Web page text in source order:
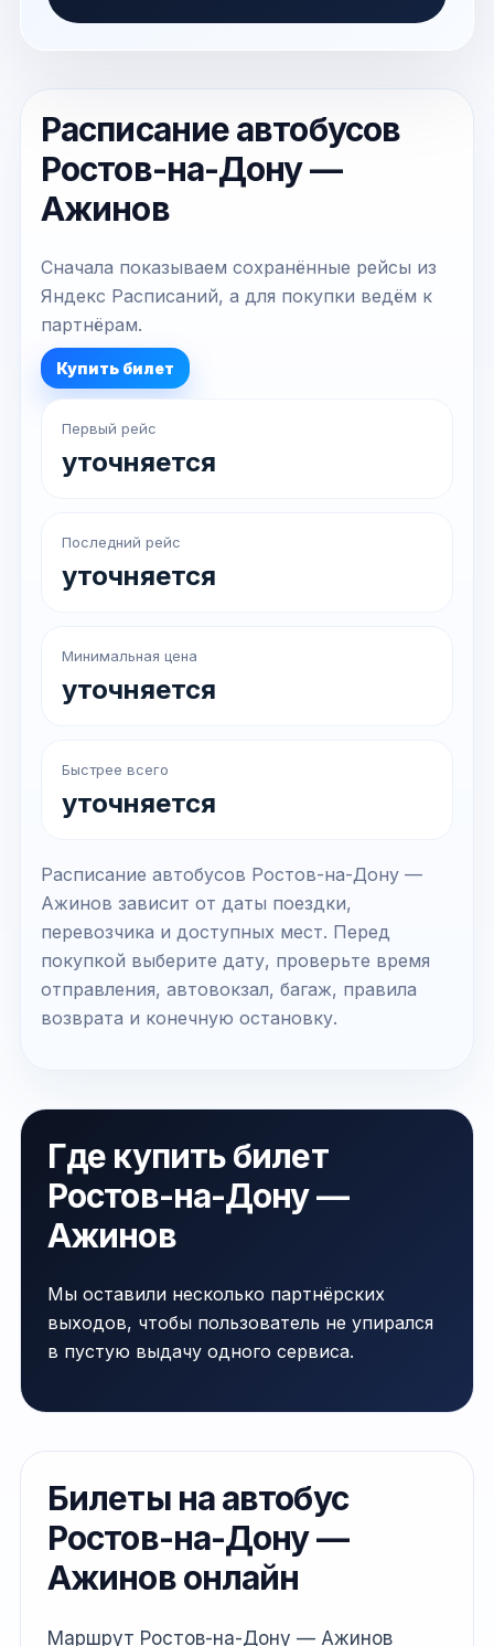
Расписание автобусов
Ростов-на-Дону —
Ажинов
Сначала показываем сохранённые рейсы из
Яндекс Расписаний, а для покупки ведём к
партнёрам.
Купить билет
Первый рейс
уточняется
Последний рейс
уточняется
Минимальная цена
уточняется
Быстрее всего
уточняется
Расписание автобусов Ростов-на-Дону —
Ажинов зависит от даты поездки,
перевозчика и доступных мест. Перед
покупкой выберите дату, проверьте время
отправления, автовокзал, багаж, правила
возврата и конечную остановку.
Где купить билет
Ростов-на-Дону —
Ажинов
Мы оставили несколько партнёрских
выходов, чтобы пользователь не упирался
в пустую выдачу одного сервиса.
Билеты на автобус
Ростов-на-Дону —
Ажинов онлайн
Маршрут Ростов-на-Дону — Ажинов